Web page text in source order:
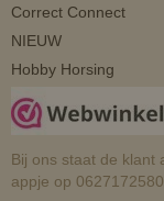
Correct Connect
NIEUW
Hobby Horsing
Bij ons staat de klant
appje op 0627172580